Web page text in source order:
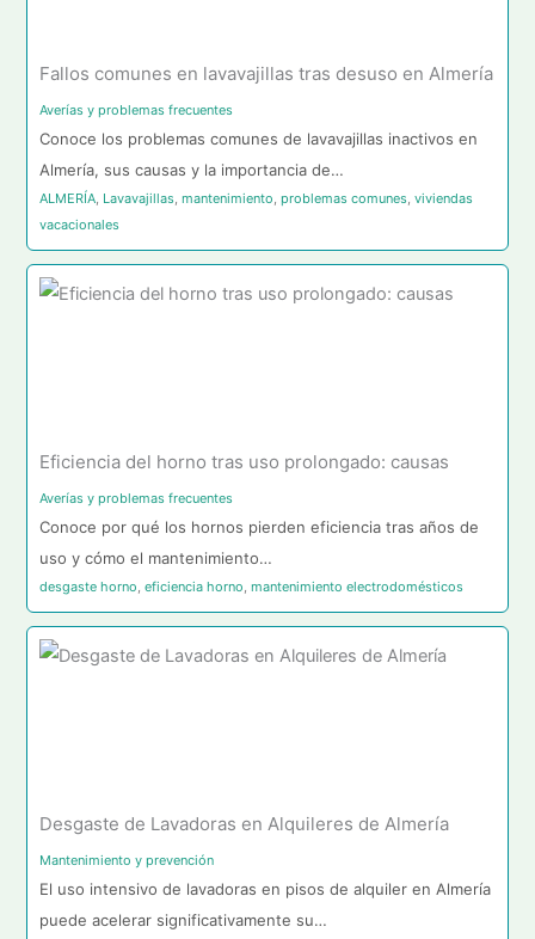
Fallos comunes en lavavajillas tras desuso en Almería
Averías y problemas frecuentes
Conoce los problemas comunes de lavavajillas inactivos en
Almería, sus causas y la importancia de…
ALMERÍA, Lavavajillas,mantenimiento,problemas comunes,viviendas
vacacionales
Eficiencia del horno tras uso prolongado: causas
Averías y problemas frecuentes
Conoce por qué los hornos pierden eficiencia tras años de
uso y cómo el mantenimiento…
desgaste horno,eficiencia horno,mantenimiento electrodomésticos
Desgaste de Lavadoras en Alquileres de Almería
Mantenimiento y prevención
El uso intensivo de lavadoras en pisos de alquiler en Almería
puede acelerar significativamente su…